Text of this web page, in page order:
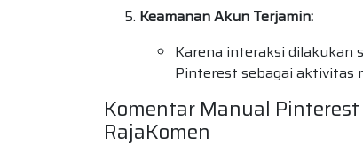
Keamanan Akun Terjamin:
Karena interaksi dilakukan
Pinterest sebagai aktivitas
Komentar Manual
RajaKomen